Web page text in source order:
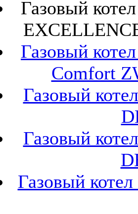
Газовый
Газовый
Comfort
Газовый
Газовый
Газовый